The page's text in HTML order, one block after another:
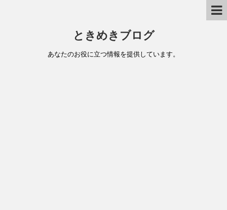
ときめきブログ
あなたのお役に立つ情報を提供しています。